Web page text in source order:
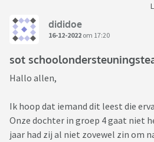
dididoe
16-12-2022 om 17:20
sot
Hallo allen,
Ik hoop dat iemand dit leest die
Onze dochter in groep 4 gaat niet
jaar had zij al niet zovewel zin om